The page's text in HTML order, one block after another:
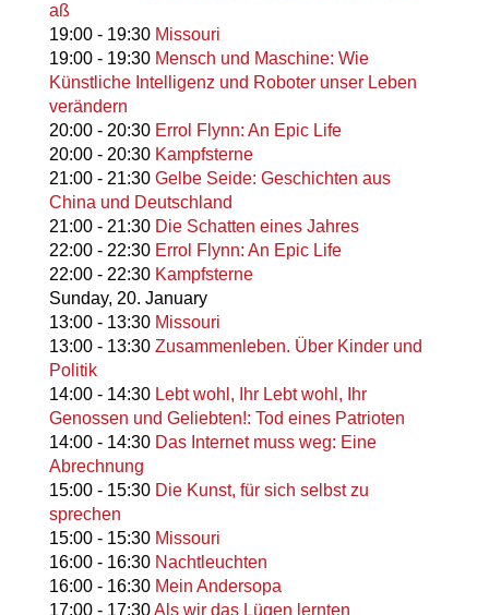
aß
19:00- 19:30 Missouri
19:00- 19:30 Mensch und Maschine: Wie
Künstliche Intelligenz und Roboter unser Leben
verändern
20:00- 20:30 Errol Flynn: An Epic Life
20:00- 20:30 Kampfsterne
21:00- 21:30 Gelbe Seide: Geschichten aus
China und Deutschland
21:00- 21:30 Die Schatten eines Jahres
22:00- 22:30 Errol Flynn: An Epic Life
22:00- 22:30 Kampfsterne
Sunday, 20. January
13:00- 13:30 Missouri
13:00- 13:30 Zusammenleben. Über Kinder und
Politik
14:00- 14:30 Lebt wohl, Ihr Lebt wohl, Ihr
Genossen und Geliebten!: Tod eines Patrioten
14:00- 14:30 Das Internet muss weg: Eine
Abrechnung
15:00- 15:30 Die Kunst, für sich selbst zu
sprechen
15:00- 15:30 Missouri
16:00- 16:30 Nachtleuchten
16:00- 16:30 Mein Andersopa
17:00- 17:30Als wir das Lügen lernten